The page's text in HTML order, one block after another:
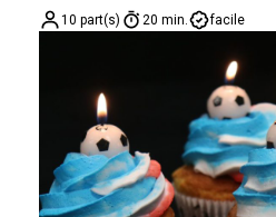
10 part(s) 20 min. facile